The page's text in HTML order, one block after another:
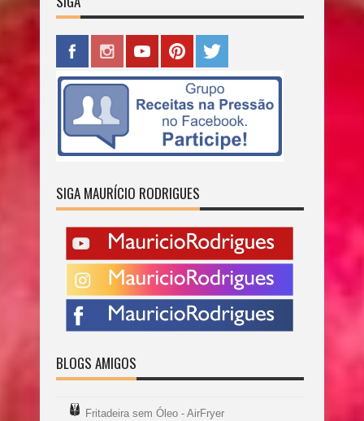
SIGA MAURÍCIO RODRIGUES
BLOGS AMIGOS
Fritadeira sem Óleo - AirFryer